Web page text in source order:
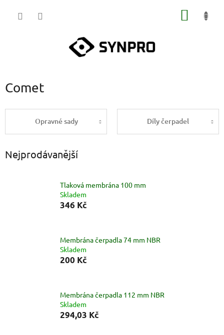
Comet
Opravné sady Díly čerpadel
Nejprodávanější
Tlaková membrána 100 mm
Skladem
346 Kč
Membrána čerpadla 74 mm NBR
Skladem
200 Kč
Membrána čerpadla 112 mm NBR
Skladem
294,03 Kč